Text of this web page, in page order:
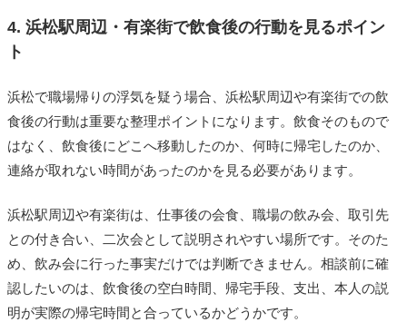
4. 浜松駅周辺・有楽街で飲食後の行動を見るポイン
ト
浜松で職場帰りの浮気を疑う場合、浜松駅周辺や有楽街での飲
食後の行動は重要な整理ポイントになります。飲食そのもので
はなく、飲食後にどこへ移動したのか、何時に帰宅したのか、
連絡が取れない時間があったのかを見る必要があります。
浜松駅周辺や有楽街は、仕事後の会食、職場の飲み会、取引先
との付き合い、二次会として説明されやすい場所です。そのた
め、飲み会に行った事実だけでは判断できません。相談前に確
認したいのは、飲食後の空白時間、帰宅手段、支出、本人の説
明が実際の帰宅時間と合っているかどうかです。